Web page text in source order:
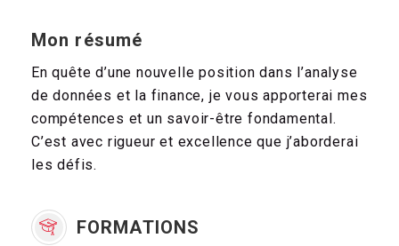
Mon résumé
En quête d’une nouvelle position dans l’analyse
de données et la finance, je vous apporterai mes
compétences et un savoir-être fondamental.
C’est avec rigueur et excellence que j’aborderai
les défis.
FORMATIONS